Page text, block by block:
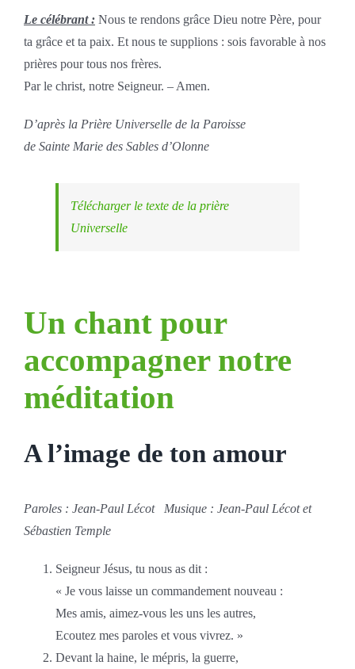
Le célébrant :Nous te rendons grâce Dieu notre Père, pour
ta grâce et ta paix. Et nous te supplions : sois favorable à nos
prières pour tous nos frères.
Par le christ, notre Seigneur. – Amen.
D’après la Prière Universelle de la Paroisse
de Sainte Marie des Sables d’Olonne
Télécharger le texte de la prière
Universelle
Un chant pour
accompagner notre
méditation
A l’image de ton amour
Paroles : Jean-Paul Lécot Musique : Jean-Paul Lécot et
Sébastien Temple
Seigneur Jésus, tu nous as dit :
« Je vous laisse un commandement nouveau :
Mes amis, aimez-vous les uns les autres,
Ecoutez mes paroles et vous vivrez. »
Devant la haine, le mépris, la guerre,